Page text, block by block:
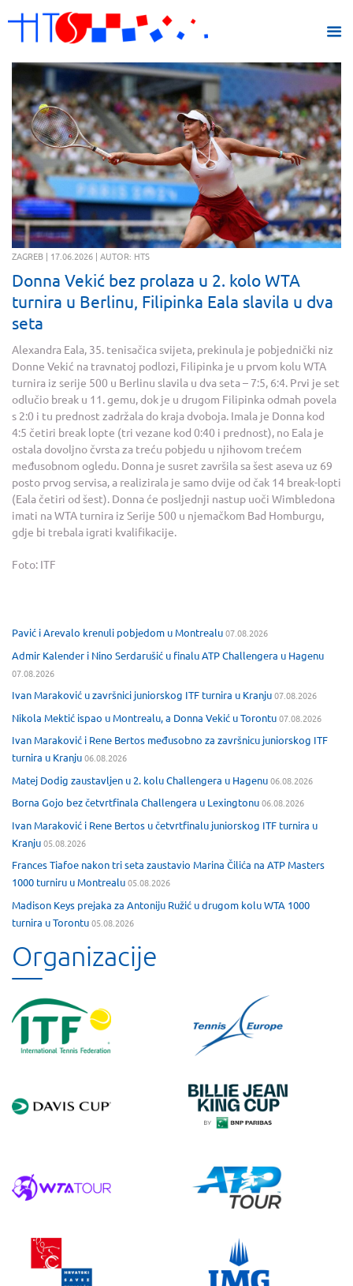
ZAGREB | 17.06.2026 | AUTOR: HTS
Donna Vekić bez prolaza u 2. kolo WTA
turnira u Berlinu, Filipinka Eala slavila u dva
seta
Alexandra Eala, 35. tenisačica svijeta, prekinula je pobjednički niz
Donne Vekić na travnatoj podlozi, Filipinka je u prvom kolu WTA
turnira iz serije 500 u Berlinu slavila u dva seta – 7:5, 6:4. Prvi je set
odlučio break u 11. gemu, dok je u drugom Filipinka odmah povela
s 2:0 i tu prednost zadržala do kraja dvoboja. Imala je Donna kod
4:5 četiri break lopte (tri vezane kod 0:40 i prednost), no Eala je
ostala dovoljno čvrsta za treću pobjedu u njihovom trećem
međusobnom ogledu. Donna je susret završila sa šest aseva uz 69
posto prvog servisa, a realizirala je samo dvije od čak 14 break-lopti
(Eala četiri od šest). Donna će posljednji nastup uoči Wimbledona
imati na WTA turnira iz Serije 500 u njemačkom Bad Homburgu,
gdje bi trebala igrati kvalifikacije.
Foto: ITF
Pavić i Arevalo krenuli pobjedom u Montrealu07.08.2026
Admir Kalender i Nino Serdarušić u finalu ATP Challengera u Hagenu
07.08.2026
Ivan Maraković u završnici juniorskog ITF turnira u Kranju07.08.2026
Nikola Mektić ispao u Montrealu, a Donna Vekić u Torontu07.08.2026
Ivan Maraković i Rene Bertos međusobno za završnicu juniorskog ITF
turnira u Kranju06.08.2026
Matej Dodig zaustavljen u 2. kolu Challengera u Hagenu06.08.2026
Borna Gojo bez četvrtfinala Challengera u Lexingtonu06.08.2026
Ivan Maraković i Rene Bertos u četvrtfinalu juniorskog ITF turnira u
Kranju05.08.2026
Frances Tiafoe nakon tri seta zaustavio Marina Čilića na ATP Masters
1000 turniru u Montrealu05.08.2026
Madison Keys prejaka za Antoniju Ružić u drugom kolu WTA 1000
turnira u Torontu05.08.2026
Organizacije